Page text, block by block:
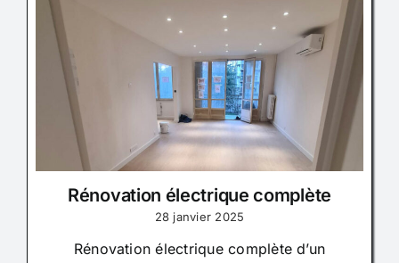
Rénovation électrique complète
28 janvier 2025
Rénovation électrique complète d’un